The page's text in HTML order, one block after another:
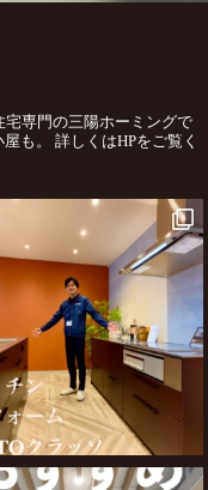
宅専門の三陽ホーミングで
も。
詳しくはHPをご覧く